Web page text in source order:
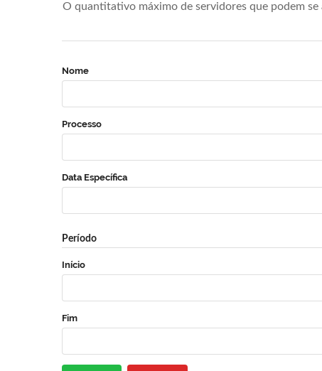
O quantitativo máximo de servidores que podem
Nome
Processo
Data Específica
Período
Início
Fim